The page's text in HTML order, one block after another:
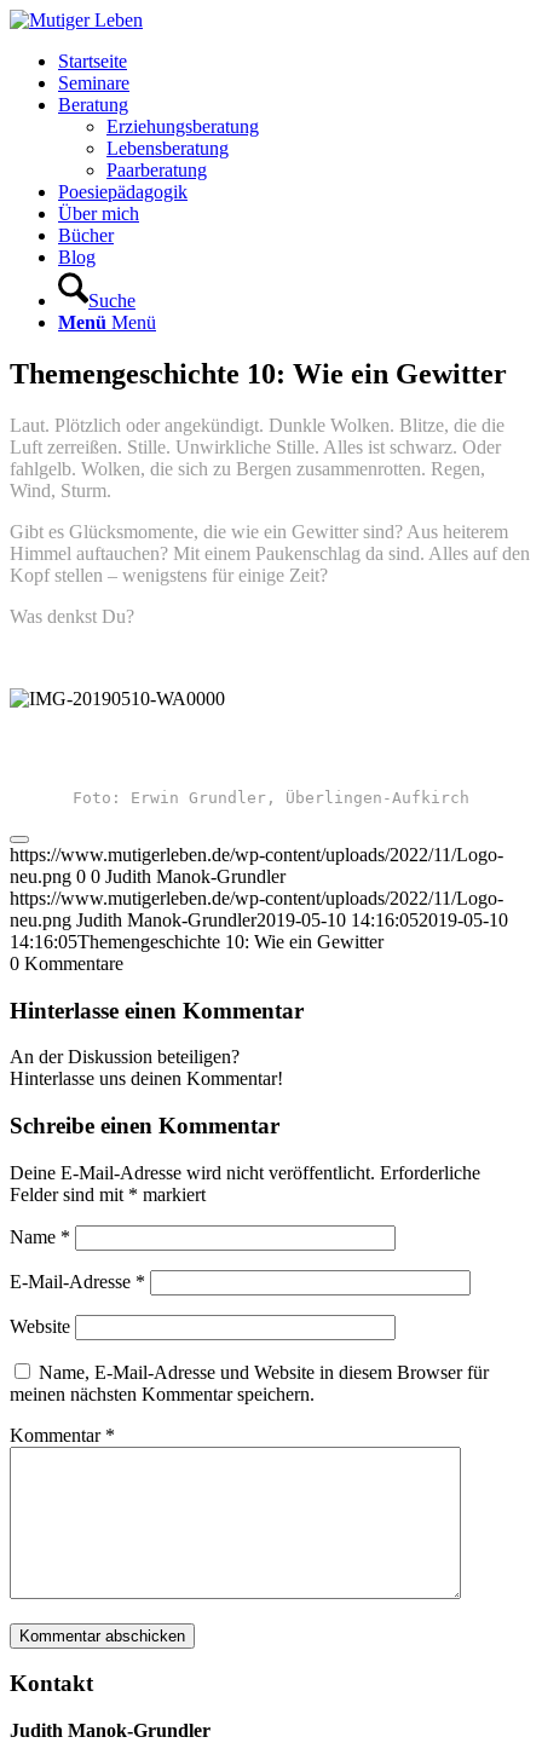
Startseite
Seminare
Beratung
Erziehungsberatung
Lebensberatung
Paarberatung
Poesiepädagogik
Über mich
Bücher
Blog
Suche
Menü Menü
Themengeschichte 10: Wie ein Gewitter
Laut. Plötzlich oder angekündigt. Dunkle Wolken. Blitze, die die
Luft zerreißen. Stille. Unwirkliche Stille. Alles ist schwarz. Oder
fahlgelb. Wolken, die sich zu Bergen zusammenrotten. Regen,
Wind, Sturm.
Gibt es Glücksmomente, die wie ein Gewitter sind? Aus heiterem
Himmel auftauchen? Mit einem Paukenschlag da sind. Alles auf den
Kopf stellen – wenigstens für einige Zeit?
Was denkst Du?
Foto: Erwin Grundler, Überlingen-Aufkirch
https://www.mutigerleben.de/wp-content/uploads/2022/11/Logo-
neu.png 0 0 Judith Manok-Grundler
https://www.mutigerleben.de/wp-content/uploads/2022/11/Logo-
neu.png Judith Manok-Grundler2019-05-10 14:16:052019-05-10
14:16:05Themengeschichte 10: Wie ein Gewitter
0 Kommentare
Hinterlasse einen Kommentar
An der Diskussion beteiligen?
Hinterlasse uns deinen Kommentar!
Schreibe einen Kommentar
Deine E-Mail-Adresse wird nicht veröffentlicht. Erforderliche
Felder sind mit * markiert
Name *
E-Mail-Adresse *
Website
Name, E-Mail-Adresse und Website in diesem Browser für
meinen nächsten Kommentar speichern.
Kommentar *
Kontakt
Judith Manok-Grundler